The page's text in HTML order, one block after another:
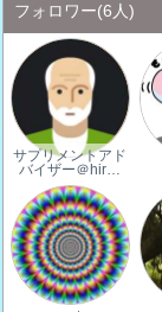
フォロワー(6人)
サプリメントアド
バイザー＠hir…